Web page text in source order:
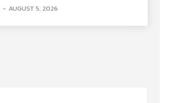
- AUGUST 5, 2026